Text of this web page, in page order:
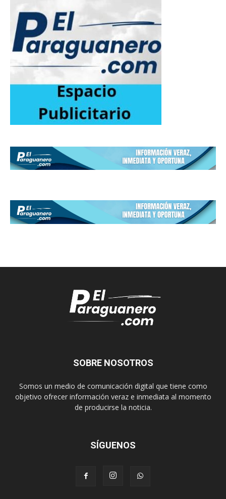
SOBRE NOSOTROS
Somos un medio de comunicación digital que tiene como
objetivo ofrecer información veraz e inmediata al momento
de producirse la noticia.
SÍGUENOS